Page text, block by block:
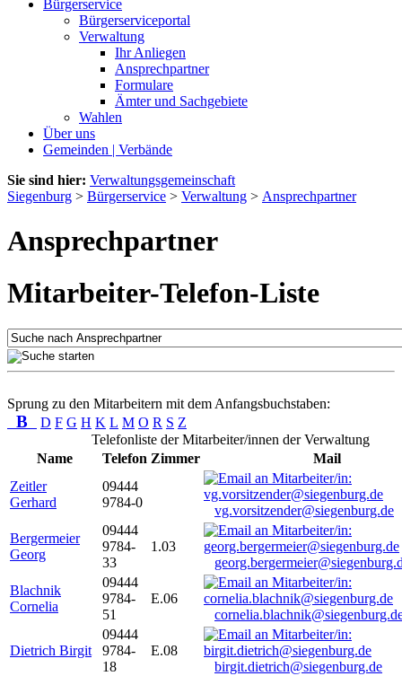
Bürgerservice
Bürgerserviceportal
Verwaltung
Ihr Anliegen
Ansprechpartner
Formulare
Ämter und Sachgebiete
Wahlen
Über uns
Gemeinden | Verbände
Sie sind hier: Verwaltungsgemeinschaft
Siegenburg > Bürgerservice > Verwaltung > Ansprechpartner
Ansprechpartner
Mitarbeiter-Telefon-Liste
Sprung zu den Mitarbeitern mit dem Anfangsbuchstaben:
B D F G H K L M O R S Z
Telefonliste der Mitarbeiter/innen der Verwaltung
Name
Telefon Zimmer
Mail
Zeitler
Gerhard
09444
9784-0
vg.vorsitzender@siegenburg.de
Bergermeier
Georg
09444
9784-
33
1.03
Blachnik
Cornelia
09444
9784-
51
E.06
Dietrich Birgit
09444
9784-
18
E.08
birgit.dietrich@siegenburg.de